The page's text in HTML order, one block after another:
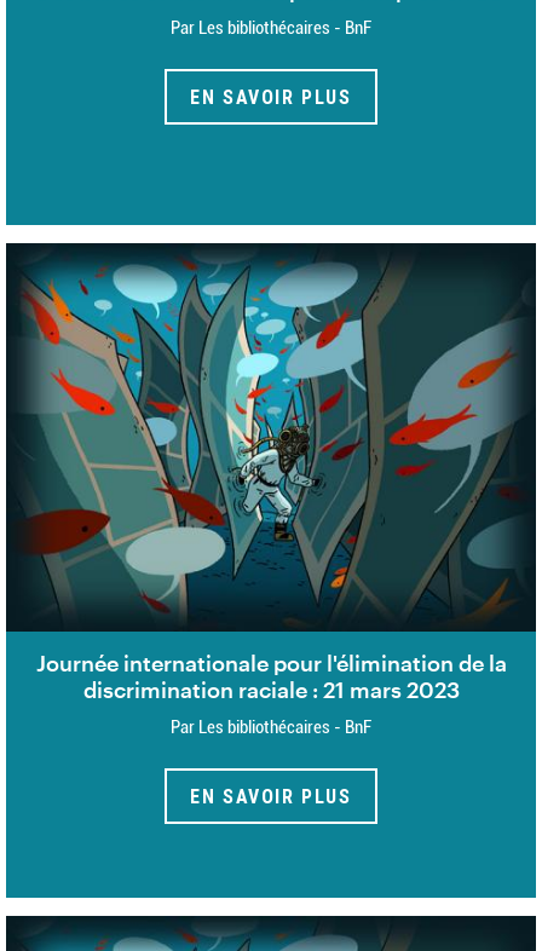
Par Les bibliothécaires - BnF
EN SAVOIR PLUS
Journée internationale pour l'élimination de la
discrimination raciale : 21 mars 2023
Par Les bibliothécaires - BnF
EN SAVOIR PLUS